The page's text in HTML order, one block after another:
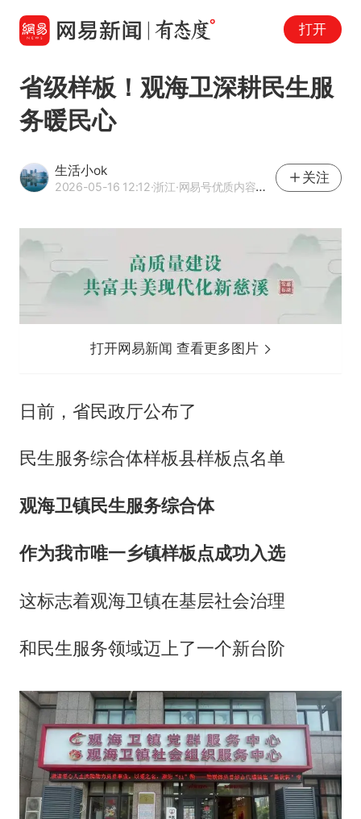
打开
省级样板！观海卫深耕民生服
务暖民心
生活小ok
2026-05-16 12:12·浙江·网易号优质内容创作者
关注
打开网易新闻 查看更多图片
日前，省民政厅公布了
民生服务综合体样板县样板点名单
观海卫镇民生服务综合体
作为我市唯一乡镇样板点成功入选
这标志着观海卫镇在基层社会治理
和民生服务领域迈上了一个新台阶